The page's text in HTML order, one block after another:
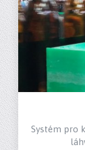
Systém pro